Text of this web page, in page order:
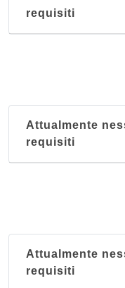
requisiti
Attualmente
requisiti
Attualmente
requisiti